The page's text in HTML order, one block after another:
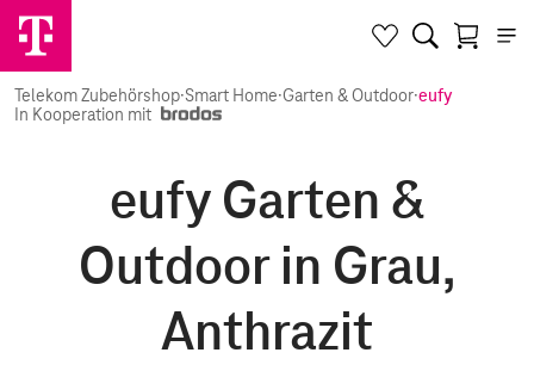
Telekom Zubehörshop·Smart Home·Garten & Outdoor·eufy
In Kooperation mit
eufy Garten &
Outdoor in Grau,
Anthrazit